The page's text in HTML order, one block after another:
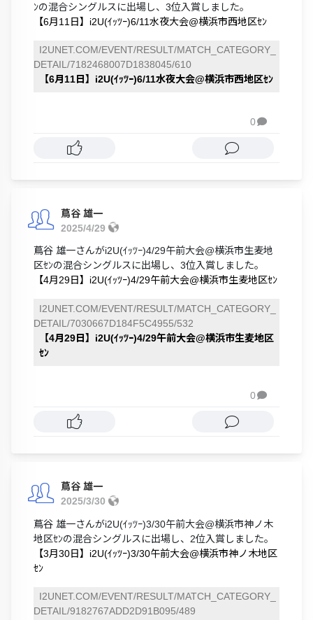
ﾝの混合シングルスに出場し、3位入賞しました。
【6月11日】i2U(ｲｯﾂｰ)6/11水夜大会@横浜市西地区ｾﾝ
I2UNET.COM/EVENT/RESULT/MATCH_CATEGORY_
DETAIL/7182468007D1838045/610
【6月11日】i2U(ｲｯﾂｰ)6/11水夜大会@横浜市西地区ｾﾝ
0
蔦谷 雄一
2025/4/29
蔦谷 雄一さんがi2U(ｲｯﾂｰ)4/29午前大会@横浜市生麦地
区ｾﾝの混合シングルスに出場し、3位入賞しました。
【4月29日】i2U(ｲｯﾂｰ)4/29午前大会@横浜市生麦地区ｾﾝ
I2UNET.COM/EVENT/RESULT/MATCH_CATEGORY_
DETAIL/7030667D184F5C4955/532
【4月29日】i2U(ｲｯﾂｰ)4/29午前大会@横浜市生麦地区
ｾﾝ
0
蔦谷 雄一
2025/3/30
蔦谷 雄一さんがi2U(ｲｯﾂｰ)3/30午前大会@横浜市神ノ木
地区ｾﾝの混合シングルスに出場し、2位入賞しました。
【3月30日】i2U(ｲｯﾂｰ)3/30午前大会@横浜市神ノ木地区
ｾﾝ
I2UNET.COM/EVENT/RESULT/MATCH_CATEGORY_
DETAIL/9182767ADD2D91B095/489